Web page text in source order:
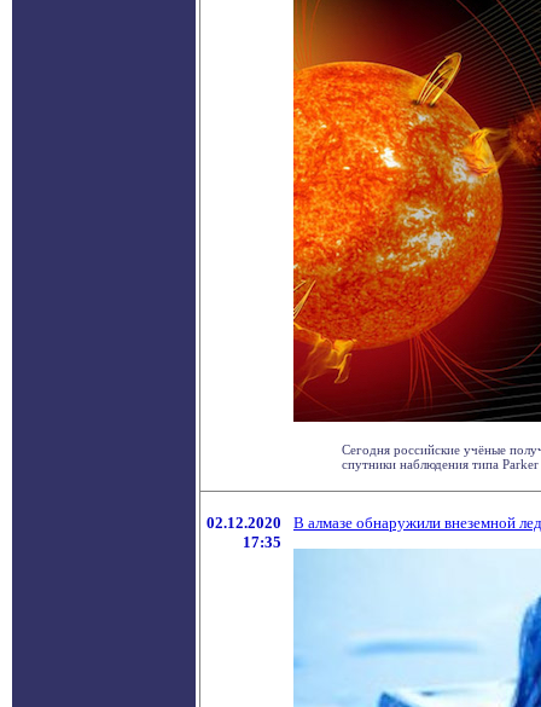
Сегодня российские учёные
спутники наблюдения типа
02.12.2020
17:35
В алмазе обнаружили внеземной лед